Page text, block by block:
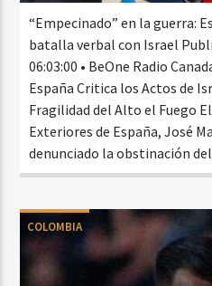
“Empecinado” en la guerra:
batalla verbal con Israel
06:03:00 • BeOne Radio
España Critica los Actos de
Fragilidad del Alto el Fuego
Exteriores de España, José
denunciado la obstinación
COLOMBIA